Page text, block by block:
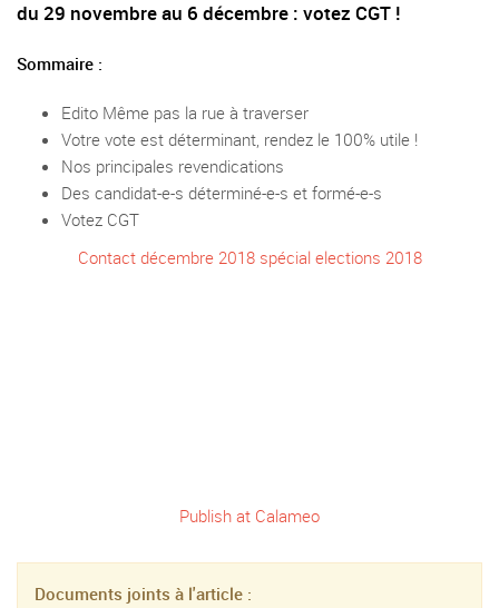
du 29 novembre au 6 décembre : votez CGT !
Sommaire :
Edito Même pas la rue à traverser
Votre vote est déterminant, rendez le 100% utile !
Nos principales revendications
Des candidat-e-s déterminé-e-s et formé-e-s
Votez CGT
Contact décembre 2018 spécial elections 2018
Publish at Calameo
Documents joints à l'article :